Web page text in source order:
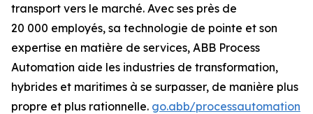
transport vers le marché. Avec ses près de
20 000 employés, sa technologie de pointe et son
expertise en matière de services, ABB Process
Automation aide les industries de transformation,
hybrides et maritimes à se surpasser, de manière plus
propre et plus rationnelle. go.abb/processautomation